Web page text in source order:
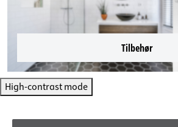
Tilbehør
High-contrast mode